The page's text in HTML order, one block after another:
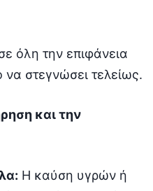
όλη την επιφάνεια
στεγνώσει τελείως.
και την
Η καύση υγρών ή